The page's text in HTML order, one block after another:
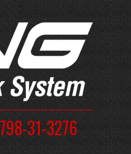
31-3276